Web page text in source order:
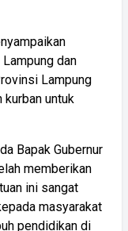
dan
Lampung
kurban untuk
Bapak Gubernur
memberikan
ini sangat
masyarakat
pendidikan di